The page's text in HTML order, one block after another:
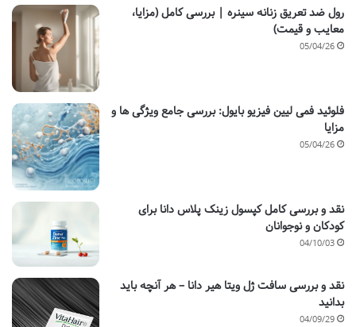
رول ضد تعریق زنانه سینره | بررسی کامل (مزایا،
معایب و قیمت)
05/04/26
فلوئید فمی لیین فیزیو بایول: بررسی جامع ویژگی ها و
مزایا
05/04/26
نقد و بررسی کامل کپسول زینک پلاس دانا برای
کودکان و نوجوانان
04/10/03
نقد و بررسی سافت ژل ویتا هیر دانا – هر آنچه باید
بدانید
04/09/29